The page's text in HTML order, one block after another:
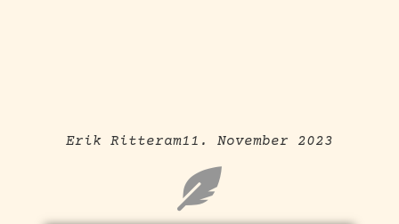
Erik Ritteram11. November 2023